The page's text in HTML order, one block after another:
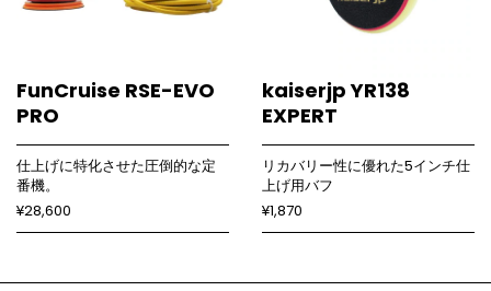
FunCruise RSE-EVO
PRO
仕上げに特化させた圧倒的な定
番機。
¥28,600
kaiserjp YR138
EXPERT
リカバリー性に優れた5インチ仕
上げ用バフ
¥1,870